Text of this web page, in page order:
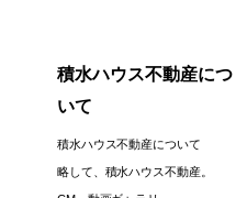
積水ハウス不動産につ
いて
積水ハウス不動産について
略して、積水ハウス不動産。